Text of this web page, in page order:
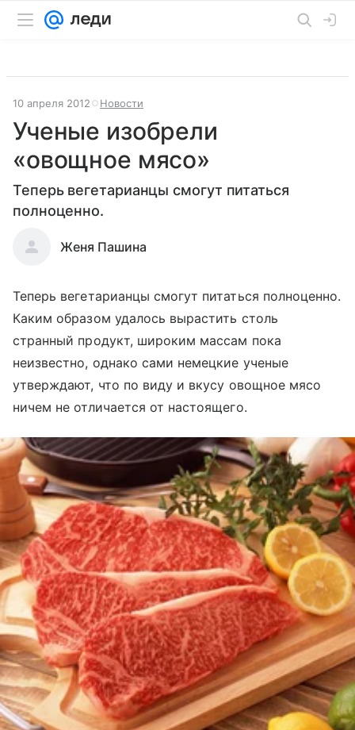
10 апреля 2012 Новости
Ученые изобрели
«овощное мясо»
Теперь вегетарианцы смогут питаться
полноценно.
Женя Пашина
Теперь вегетарианцы смогут питаться полноценно.
Каким образом удалось вырастить столь
странный продукт, широким массам пока
неизвестно, однако сами немецкие ученые
утверждают, что по виду и вкусу овощное мясо
ничем не отличается от настоящего.